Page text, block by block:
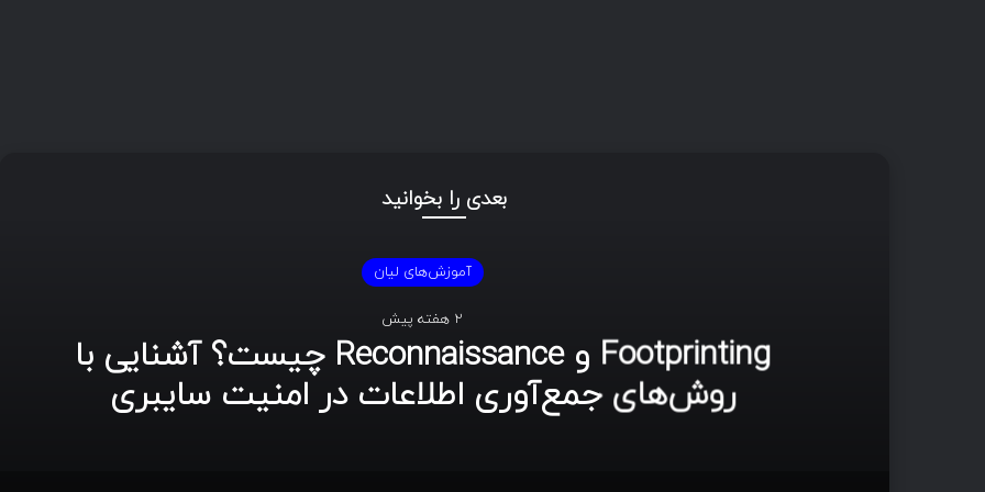
بعدی را بخوانید
آموزش‌های لیان
Footprinting و Reconnaissance چیست؟ آشنایی با
روش‌های جمع‌آوری اطلاعات در امنیت سایبری